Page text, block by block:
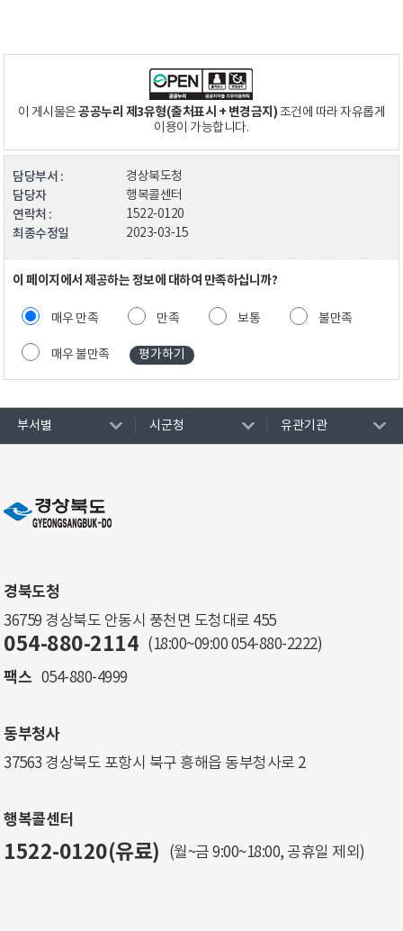
이 게시물은공공누리 제3유형(출처표시 + 변경금지)조건에 따라 자유롭게
이용이 가능합니다.
담당부서 : 경상북도청
담당자 행복콜센터
연락처 : 1522-0120
최종수정일 2023-03-15
이 페이지에서 제공하는 정보에 대하여 만족하십니까?
매우 만족 만족 보통 불만족
매우 불만족
부서별 시군청 유관기관
경북도청
36759 경상북도 안동시 풍천면 도청대로 455
054-880-2114 (18:00~09:00 054-880-2222)
팩스 054-880-4999
동부청사
37563 경상북도 포항시 북구 흥해읍 동부청사로 2
행복콜센터
1522-0120(유료) (월~금 9:00~18:00, 공휴일 제외)